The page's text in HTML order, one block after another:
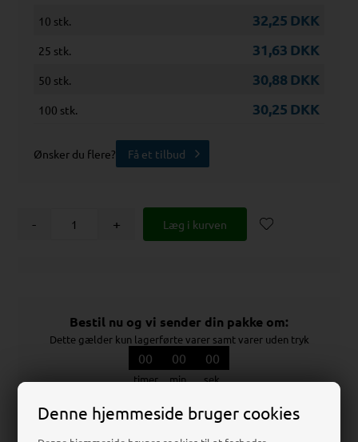
Denne hjemmeside bruger cookies
10 stk. 32,25 DKK
25 stk. 31,63 DKK
50 stk. 30,88 DKK
100 stk. 30,25 DKK
Ønsker du flere? Få et tilbud
- +
Bestil nu og vi sender din pakke om:
Dette gælder kun lagerførte varer samt varer uden tryk
00
timer
00
min.
00
sek.